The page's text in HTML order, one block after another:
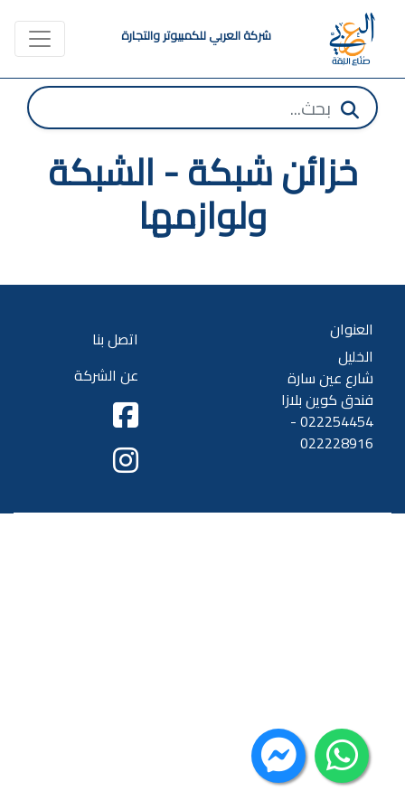
شركة العربي للكمبيوتر والتجارة
خزائن شبكة - الشبكة
ولوازمها
العنوان
الخليل
شارع عين سارة
فندق كوين بلازا
022254454 -
022228916
اتصل بنا
عن الشركة